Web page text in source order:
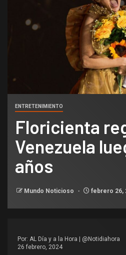
ENTRETENIMIENTO
Floricienta
Venezuela
años
Mundo Noticioso febrero 26,
Por: AL Día y a la Hora | @Notidiahora
26 febrero, 2024